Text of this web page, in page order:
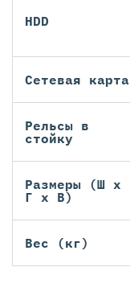
HDD
Сетевая карта
Рельсы в
стойку
Размеры (Ш х
Г х В)
Вес (кг)